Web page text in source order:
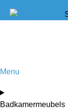
Menu
Badkamermeubels